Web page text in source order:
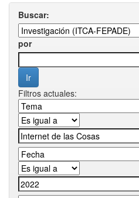
Buscar:
por
Filtros actuales: